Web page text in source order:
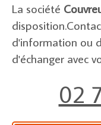
La société
d'information ou
d'échanger avec
02